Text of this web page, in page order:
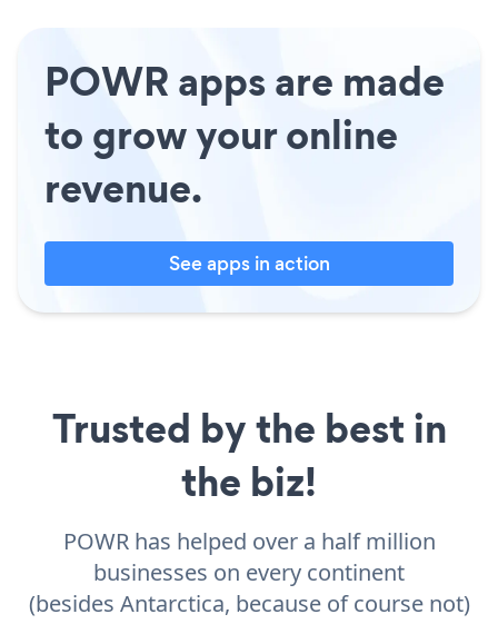
POWR apps are made
to grow your online
revenue.
See apps in action
Trusted by the best in
the biz!
POWR has helped over a half million
businesses on every continent
(besides Antarctica, because of course not)